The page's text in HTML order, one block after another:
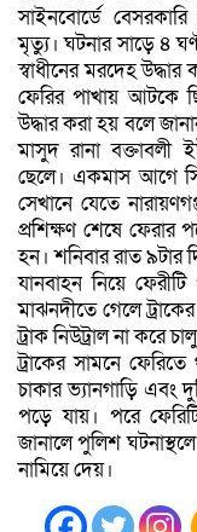
সাইনবোর্ডে
মৃত্যু। ‎ঘটনার সাড়ে ৪
স্বাধীনের মরদেহ
ফেরির পাখায় আটকে
উদ্ধার করা হয় বলে
মাসুদ রানা বক্তাবলী
ছেলে। ‎একমাস আগে
সেখানে যেতে
প্রশিক্ষণ শেষে ফেরার
হন। ‎শনিবার রাত ৯টার
যানবাহন নিয়ে ফেরীটি
মাঝনদীতে গেলে
ট্রাক নিউট্রাল না করে
ট্রাকের সামনে
চাকার ভ্যানগাড়ি এবং
পড়ে যায়। পরে
জানালে পুলিশ
নামিয়ে দেয়।